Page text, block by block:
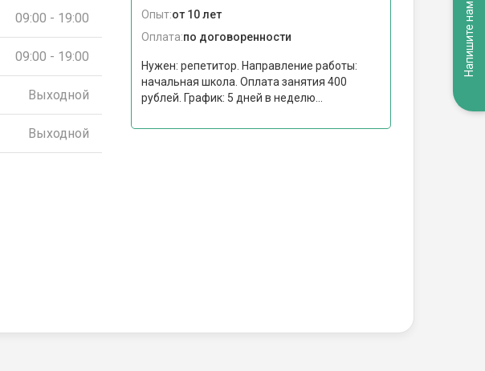
09:00 - 19:00
09:00 - 19:00
Выходной
Выходной
Опыт:от 10 лет
Оплата:по договоренности
Нужен: репетитор. Направление работы:
начальная школа. Оплата занятия 400
рублей. График: 5 дней в неделю...
Напишите нам